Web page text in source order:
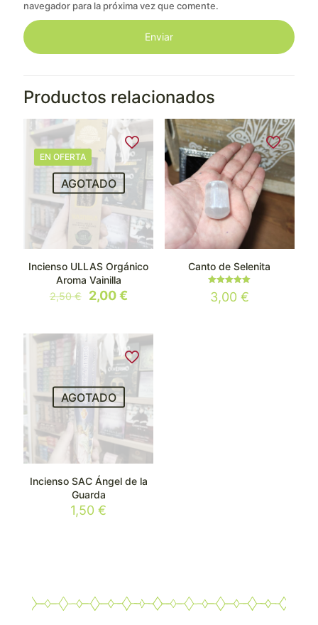
navegador para la próxima vez que comente.
Productos relacionados
EN OFERTA
AGOTADO
Incienso ULLAS Orgánico
Aroma Vainilla
2,50€
El
era:
2,50 €.
2,00€El
es:
2,00 €.
Canto de Selenita
Valorado
con
3,00 €
AGOTADO
Incienso SAC Ángel de la
Guarda
1,50€